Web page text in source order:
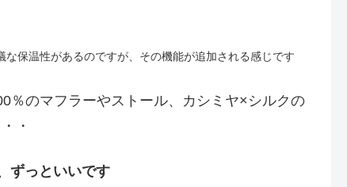
保温性があるのですが、その機能が追加される感じです
％のマフラーやストール、カシミヤ×シルクの
・
ずっといいです